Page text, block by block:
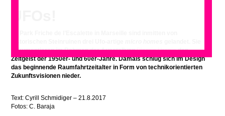
dokumentieren im Rahmen der AusstellungPlastic Utopiaden
Zeitgeist der 1950er- und 60er-Jahre. Damals schlug sich Im Design
das beginnende Raumfahrtzeitalter in Form von technikorientierten
Zukunftsvisionen nieder.
Text: Cyrill Schmidiger – 21.8.2017
Fotos: C. Baraja